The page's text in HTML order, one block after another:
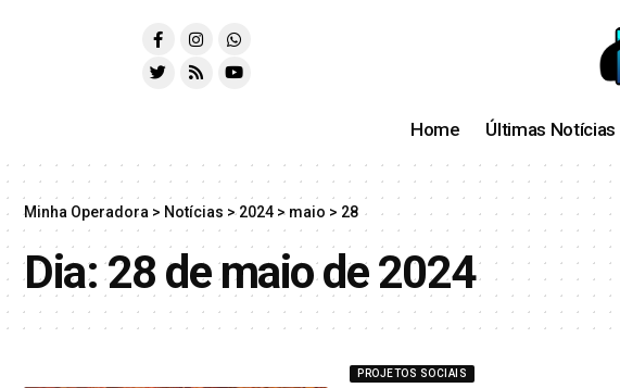
Home Últimas Notícias
Minha Operadora > Notícias >2024 > maio > 28
Dia:28 de maio de 2024
PROJETOS SOCIAIS